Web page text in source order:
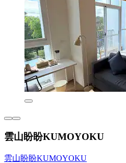
雲山盼盼KUMOYOKU
雲山盼盼KUMOYOKU